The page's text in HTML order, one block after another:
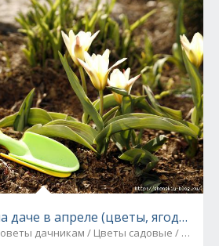
даче в апреле (цветы, ягоды и
дачникам / Цветы садовые / Ягоды